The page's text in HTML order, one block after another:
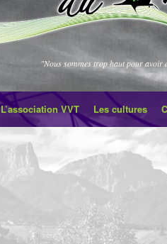
"Nous sommes trop haut pour avoir
L’association VVT Les cultures